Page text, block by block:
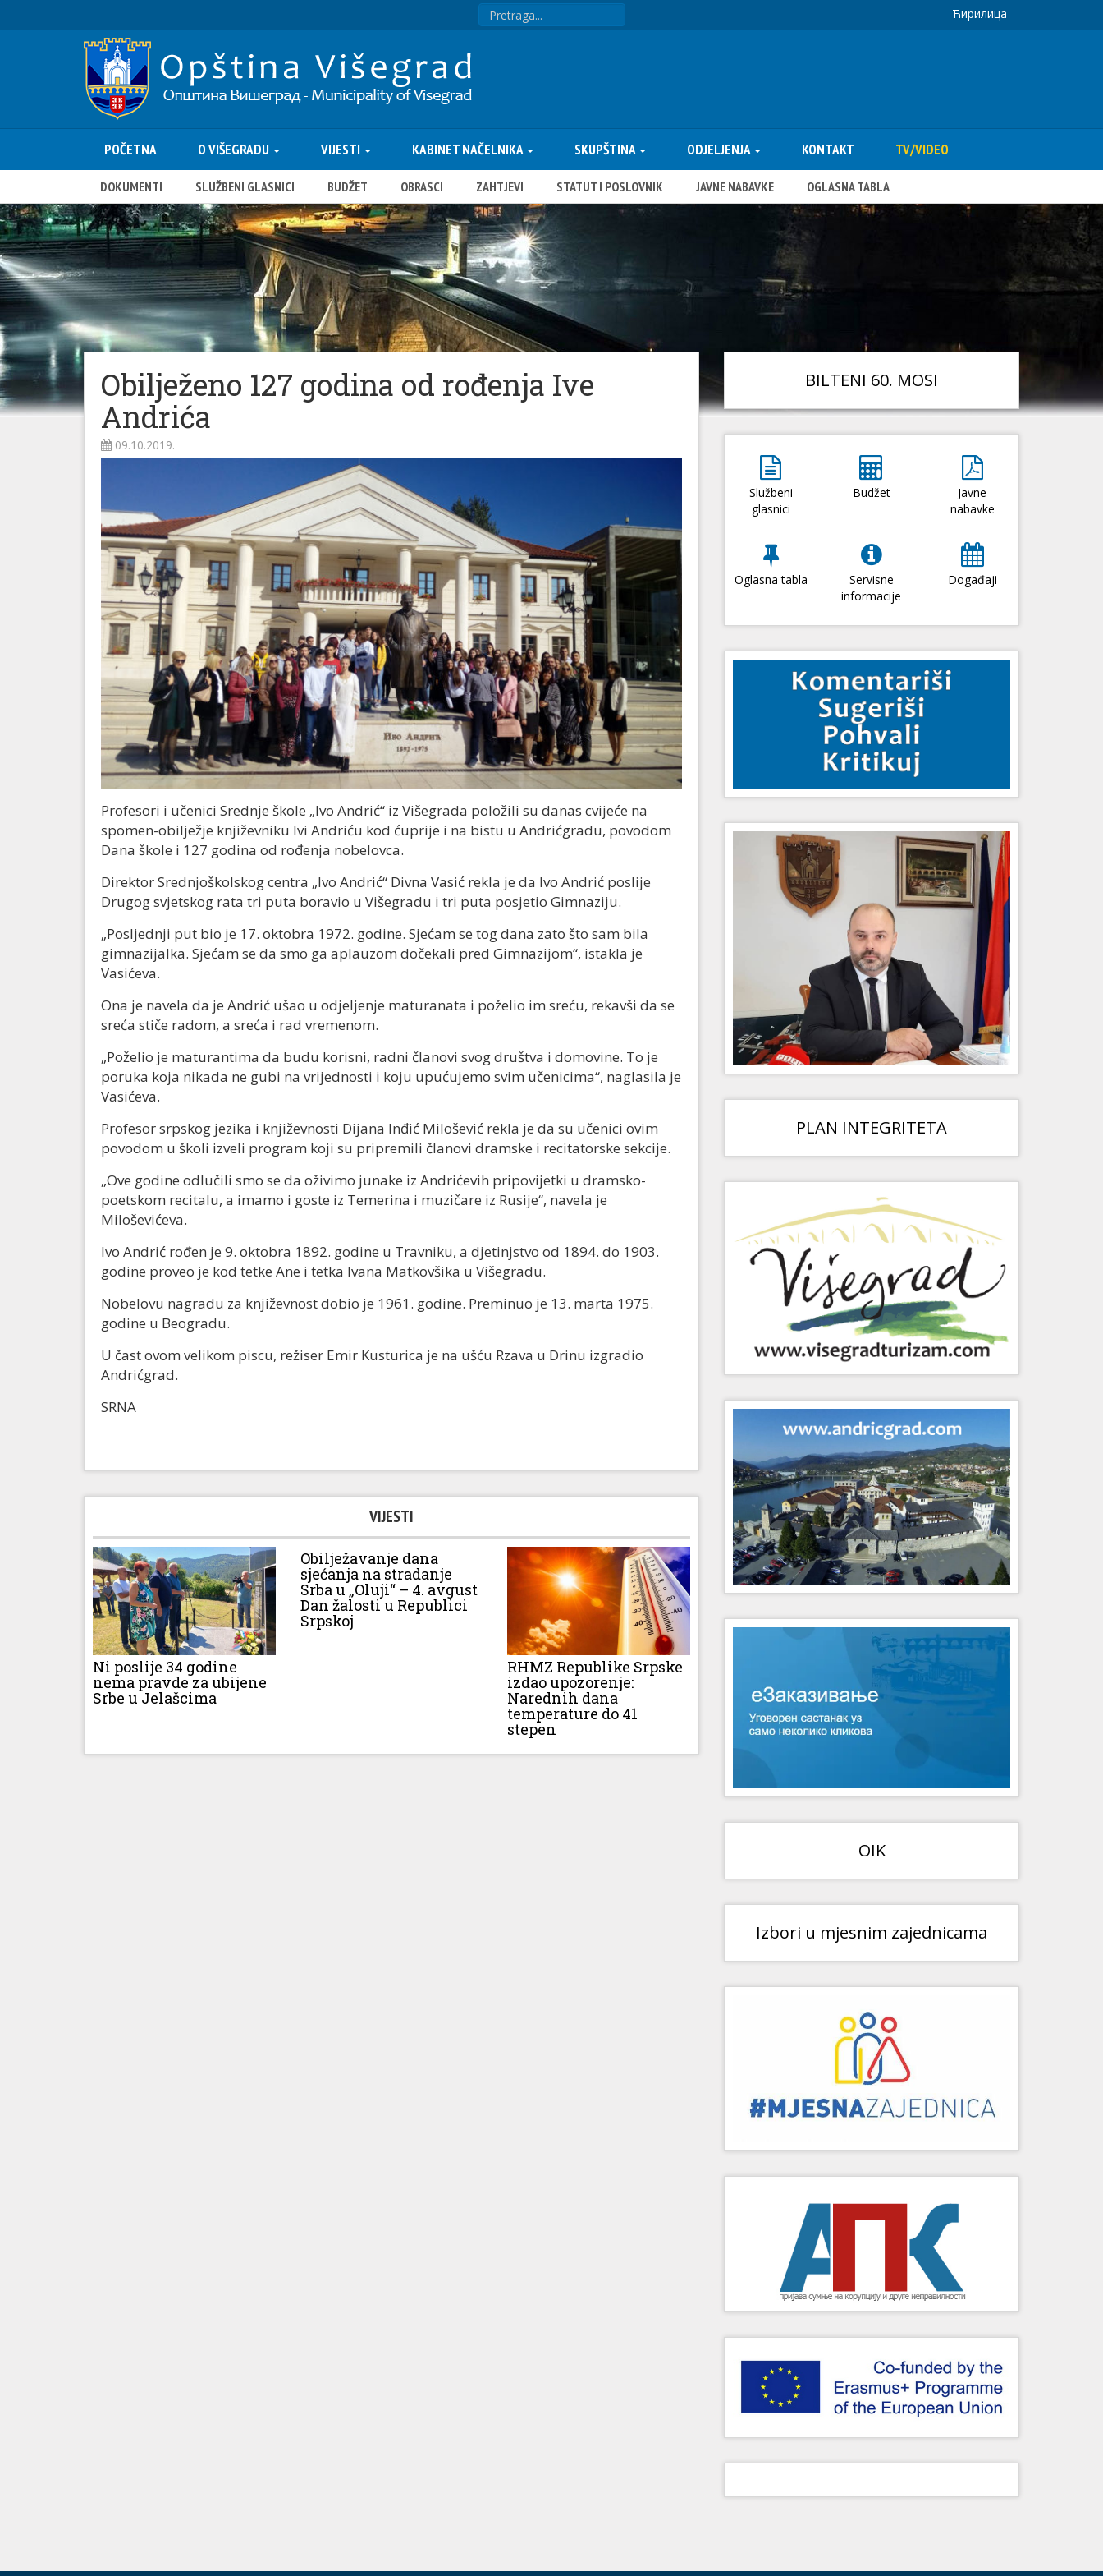
Ћирилица
POČETNA O VIŠEGRADU VIJESTI KABINET NAČELNIKA SKUPŠTINA ODJELJENJA KONTAKT TV/VIDEO
DOKUMENTI SLUŽBENI GLASNICI BUDŽET OBRASCI ZAHTJEVI STATUT I POSLOVNIK JAVNE NABAVKE OGLASNA TABLA
Obilježeno 127 godina od rođenja Ive
Andrića
09.10.2019.
Profesori i učenici Srednje škole „Ivo Andrić“ iz Višegrada položili su danas cvijeće na
spomen-obilježje književniku Ivi Andriću kod ćuprije i na bistu u Andrićgradu, povodom
Dana škole i 127 godina od rođenja nobelovca.
Direktor Srednjoškolskog centra „Ivo Andrić“ Divna Vasić rekla je da Ivo Andrić poslije
Drugog svjetskog rata tri puta boravio u Višegradu i tri puta posjetio Gimnaziju.
„Posljednji put bio je 17. oktobra 1972. godine. Sjećam se tog dana zato što sam bila
gimnazijalka. Sjećam se da smo ga aplauzom dočekali pred Gimnazijom“, istakla je
Vasićeva.
Ona je navela da je Andrić ušao u odjeljenje maturanata i poželio im sreću, rekavši da se
sreća stiče radom, a sreća i rad vremenom.
„Poželio je maturantima da budu korisni, radni članovi svog društva i domovine. To je
poruka koja nikada ne gubi na vrijednosti i koju upućujemo svim učenicima“, naglasila je
Vasićeva.
Profesor srpskog jezika i književnosti Dijana Inđić Milošević rekla je da su učenici ovim
povodom u školi izveli program koji su pripremili članovi dramske i recitatorske sekcije.
„Ove godine odlučili smo se da oživimo junake iz Andrićevih pripovijetki u dramsko-
poetskom recitalu, a imamo i goste iz Temerina i muzičare iz Rusije“, navela je
Miloševićeva.
Ivo Andrić rođen je 9. oktobra 1892. godine u Travniku, a djetinjstvo od 1894. do 1903.
godine proveo je kod tetke Ane i tetka Ivana Matkovšika u Višegradu.
Nobelovu nagradu za književnost dobio je 1961. godine. Preminuo je 13. marta 1975.
godine u Beogradu.
U čast ovom velikom piscu, režiser Emir Kusturica je na ušću Rzava u Drinu izgradio
Andrićgrad.
SRNA
VIJESTI
Ni poslije 34 godine
nema pravde za ubijene
Srbe u Jelašcima
Obilježavanje dana
sjećanja na stradanje
Srba u „Oluji“ – 4. avgust
Dan žalosti u Republici
Srpskoj
RHMZ Republike Srpske
izdao upozorenje:
Narednih dana
temperature do 41
stepen
BILTENI 60. MOSI
Službeni
glasnici
Budžet
Javne
nabavke
Oglasna tabla
Servisne
informacije
Događaji
PLAN INTEGRITETA
OIK
Izbori u mjesnim zajednicama